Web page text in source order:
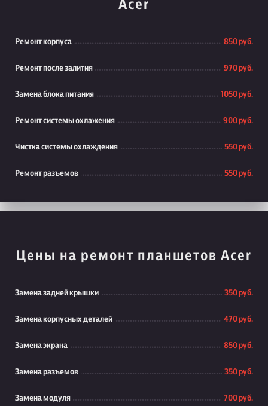
Acer
Ремонт корпуса 850 руб.
Ремонт после залития 970 руб.
Замена блока питания 1050 руб.
Ремонт системы охлажения 900 руб.
Чистка системы охлаждения 550 руб.
Ремонт разъемов 550 руб.
Цены на ремонт планшетов Acer
Замена задней крышки 350 руб.
Замена корпусных деталей 470 руб.
Замена экрана 850 руб.
Замена разъемов 350 руб.
Замена модуля 700 руб.